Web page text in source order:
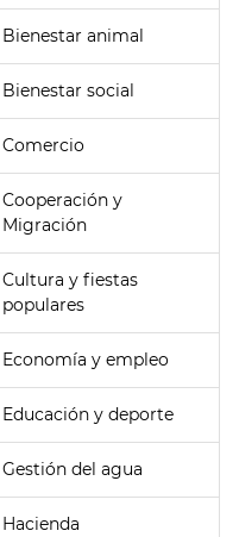
Bienestar animal
Bienestar social
Comercio
Cooperación y
Migración
Cultura y fiestas
populares
Economía y empleo
Educación y deporte
Gestión del agua
Hacienda